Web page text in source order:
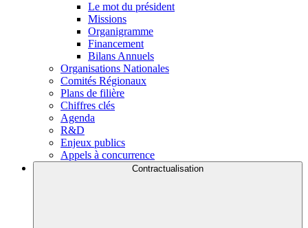
Le mot du président
Missions
Organigramme
Financement
Bilans Annuels
Organisations Nationales
Comités Régionaux
Plans de filière
Chiffres clés
Agenda
R&D
Enjeux publics
Appels à concurrence
Contractualisation